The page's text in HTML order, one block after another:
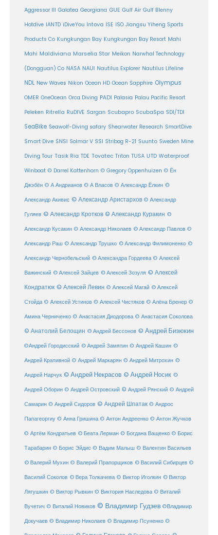
Aggressor III Galatea Georgiana GUE Gulf Air Gulf Blenny
Hotdive IANTD iDiveYou Intova ISE ISO Jiangsu Yiheng Sports
Products Co Kungkungan Bay Kungkungan Bay Resort Mahi
Mahi Maldiviana Marselia Star Meikon Narwhal Technology
(Dongguan) Co NASA NAUI Nautilus Explorer Nautilus Lifeline
NDL New Waves Nikon Ocean HD Ocean Sapphire Olympus
OMER OneOcean Orca Diving PADI Palasia Palau Pacific Resort
Peleken Ritrella RuDIVE Sargan Scubapro ScubaSpa SDI/TDI
SeaBike Seawolf-Diving safary Shearwater Research SmartDive
Smart Dive SNSI Solmar V SSI Stribog R-21 Suunto Sweden Mine
Diving Tour Tasik Ria TDE Tovatec Triton TUSA UTD Waterproof
Winboat © Darrel Kattenhorn © Gregory Oppenhuizen © Ён
Джэбён © А Андрианов © А Власов © Александр Ёлкин ©
Александр Акивис © Александр Аристархов © Александр
Гуляев © Александр Кротков © Александр Куракин ©
Александр Кусакин © Александр Николаев © Александр Павлов ©
Александр Раш © Александр Трушко © Александр Филимоненко ©
Александр Чернобельский © Александра Гордеева © Алексей
Важинский © Алексей Зайцев © Алексей Зозуля © Алексей
Кондратюк © Алексей Левин © Алексей Магай © Алексей
Стойда © Алексей Устинов © Алексей Чистяков © Алёна Бренер ©
Амина Черниченко © Анастасия Диодорова © Анастасия Соколова
© Анатолий Белощин © Андрей Бессонов © Андрей Бизюкин
©Андрей Городисский © Андрей Замятин © Андрей Кашин ©
Андрей Крапивной © Андрей Маркарян © Андрей Митрохин ©
Андрей Нарчук © Андрей Некрасов © Андрей Носик ©
Андрей Оборин © Андрей Островский © Андрей Рянский © Андрей
Самарин © Андрей Сидоров © Андрей Шпатак © Андрос
Папагеоргиу © Анна Гришина © Антон Андреенко © Антон Жучков
© Артём Кондратьев © Беата Лерман © Богдана Ващенко © Борис
Тарабарин © Борис Эйдис © Вадим Малыш © Валентин Васильев
© Валерий Мухин © Валерий Прапорщиков © Василий Сибирцев ©
Василий Соколов © Вера Толкачева © Виктор Иголкин © Виктор
Лягушкин © Виктор Рывкин © Виктория Наследова © Виталий
Вучетич © Виталий Новиков © Владимир Гудзев ©Владимир
Докучаев © Владимир Николаев © Владимир Псуненко ©